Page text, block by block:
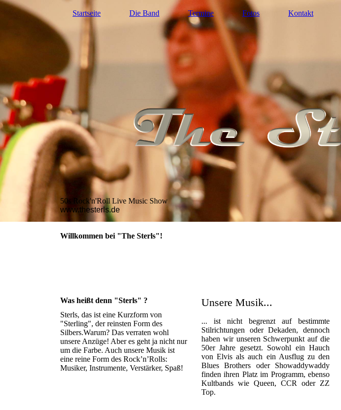
Startseite Die Band Termine Fotos Kontakt
50s Rock'n'Roll Live Music Show
www.thesterls.de
Willkommen bei "The Sterls"!
Was heißt denn "Sterls" ?
Sterls, das ist eine Kurzform von
"Sterling", der reinsten Form des
Silbers.Warum? Das verraten wohl
unsere Anzüge! Aber es geht ja nicht nur
um die Farbe. Auch unsere Musik ist
eine reine Form des Rock’n’Rolls:
Musiker, Instrumente, Verstärker, Spaß!
Unsere Musik...
... ist nicht begrenzt auf bestimmte
Stilrichtungen oder Dekaden, dennoch
haben wir unseren Schwerpunkt auf die
50er Jahre gesetzt. Sowohl ein Hauch
von Elvis als auch ein Ausflug zu den
Blues Brothers oder Showaddywaddy
finden ihren Platz im Programm, ebenso
Kultbands wie Queen, CCR oder ZZ
Top.